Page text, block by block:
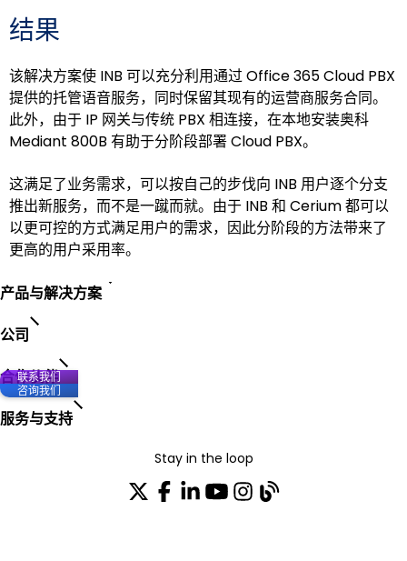
结果
该解决方案使 INB 可以充分利用通过 Office 365 Cloud PBX
提供的托管语音服务，同时保留其现有的运营商服务合同。
此外，由于 IP 网关与传统 PBX 相连接，在本地安装奥科
Mediant 800B 有助于分阶段部署 Cloud PBX。
这满足了业务需求，可以按自己的步伐向 INB 用户逐个分支
推出新服务，而不是一蹴而就。由于 INB 和 Cerium 都可以
以更可控的方式满足用户的需求，因此分阶段的方法带来了
更高的用户采用率。
产品与解决方案
公司
合作伙伴
服务与支持
Stay in the loop
联系我们
咨询我们